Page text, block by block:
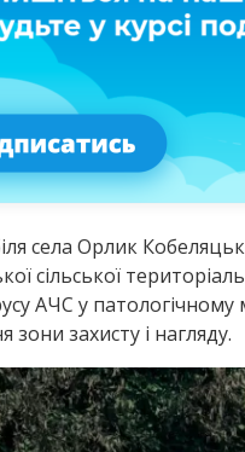
села Орлик
сільської
АЧС у
зони захисту і нагляду.